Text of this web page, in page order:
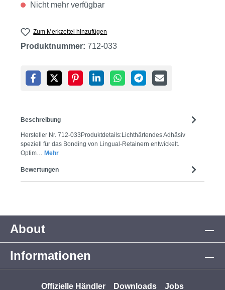
Nicht mehr verfügbar
Zum Merkzettel hinzufügen
Produktnummer: 712-033
Beschreibung
Hersteller Nr. 712-033Produktdetails:Lichthärtendes Adhäsiv
speziell für das Bonding von Lingual-Retainern entwickelt.
Optim… Mehr
Bewertungen
About
Informationen
Offizielle Händler Downloads Jobs